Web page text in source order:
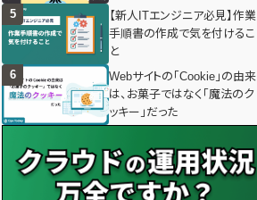
【新人ITエンジニア必見】作業
手順書の作成で気を付けるこ
と
Webサイトの「Cookie」の由来
は、お菓子ではなく「魔法のク
ッキー」だった